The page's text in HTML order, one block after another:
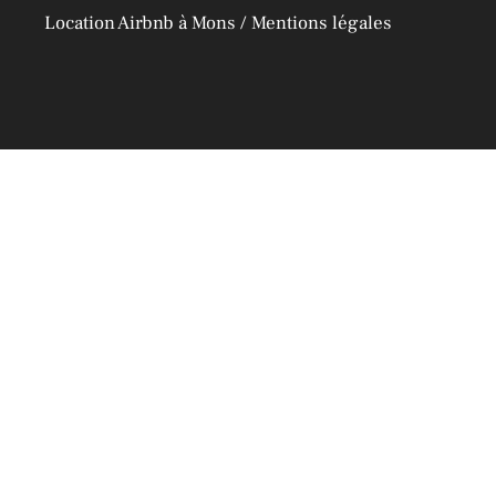
Location Airbnb à Mons / Mentions légales